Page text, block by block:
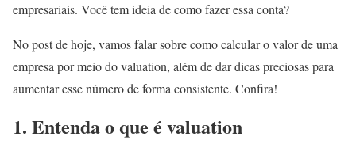
empresariais. Você tem ideia de como fazer essa conta?
No post de hoje, vamos falar sobre como calcular o valor de uma
empresa por meio do valuation, além de dar dicas preciosas para
aumentar esse número de forma consistente. Confira!
1. Entenda o que é valuation